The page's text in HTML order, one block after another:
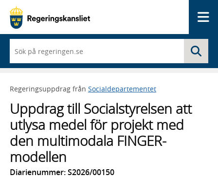
du
börjar
skriva
framträder
lista
med
sökförslag
Regeringsuppdrag från Socialdepartementet
Uppdrag till Socialstyrelsen att
utlysa medel för projekt med
den multimodala FINGER-
modellen
Diarienummer: S2026/00150